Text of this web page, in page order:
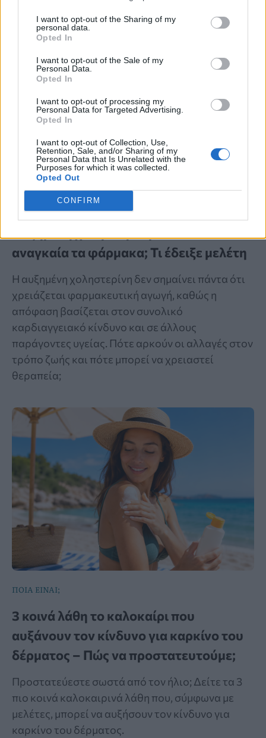
I want to opt-out of the Sharing of my
personal data.
Opted In
I want to opt-out of the Sale of my
Personal Data.
Opted In
I want to opt-out of processing my
Personal Data for Targeted Advertising.
Opted In
I want to opt-out of Collection, Use,
Retention, Sale, and/or Sharing of my
Personal Data that Is Unrelated with the
Purposes for which it was collected.
Opted Out
CONFIRM
ΠΟΤΕ ΕΙΝΑΙ ΑΠΑΡΑΙΤΗΤΟ
αναγκαία τα φάρμακα; Τι έδειξε μελέτη
Η αυξημένη χοληστερίνη δεν σημαίνει πάντα ότι
χρειάζεται φαρμακευτική αγωγή, καθώς η
απόφαση βασίζεται στον συνολικό
καρδιαγγειακό κίνδυνο και σε άλλους
παράγοντες υγείας. Πότε αρκούν οι αλλαγές στον
τρόπο ζωής και πότε μπορεί να χρειαστεί
θεραπεία;
ΠΟΙΑ ΕΙΝΑΙ;
3 κοινά λάθη το καλοκαίρι που
αυξάνουν τον κίνδυνο για καρκίνο του
δέρματος – Πώς να προστατευτούμε;
Προστατεύεστε σωστά από τον ήλιο; Δείτε τα 3
πιο κοινά καλοκαιρινά λάθη που, σύμφωνα με
μελέτες, μπορεί να αυξήσουν τον κίνδυνο για
καρκίνο του δέρματος.